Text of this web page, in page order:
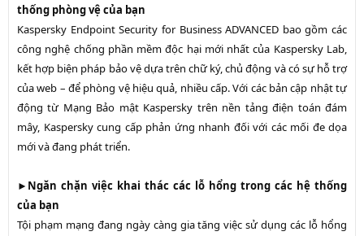
thống phòng vệ của bạn
Kaspersky Endpoint Security for Business ADVANCED bao gồm các
công nghệ chống phần mềm độc hại mới nhất của Kaspersky Lab,
kết hợp biện pháp bảo vệ dựa trên chữ ký, chủ động và có sự hỗ trợ
của web – để phòng vệ hiệu quả, nhiều cấp. Với các bản cập nhật tự
động từ Mạng Bảo mật Kaspersky trên nền tảng điện toán đám
mây, Kaspersky cung cấp phản ứng nhanh đối với các mối đe dọa
mới và đang phát triển.
► Ngăn chặn việc khai thác các lỗ hổng trong các hệ thống
của bạn
Tội phạm mạng đang ngày càng gia tăng việc sử dụng các lỗ hổng